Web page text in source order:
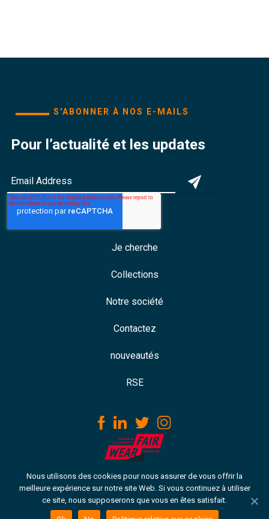
S'ABONNER À NOS E-MAILS
Pour l’actualité et les updates
Je cherche
Collections
Notre société
Contactez
nouveautés
RSE
Download our ISO certificate
Copyright © 2021 VH. Tous droits réservés
Politique relative aux cookies
Nous utilisons des cookies pour nous assurer de vous offrir la
meilleure expérience sur notre site Web. Si vous continuez à utiliser
ce site, nous supposerons que vous en êtes satisfait.